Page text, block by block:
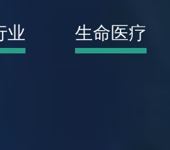
业 生命医疗